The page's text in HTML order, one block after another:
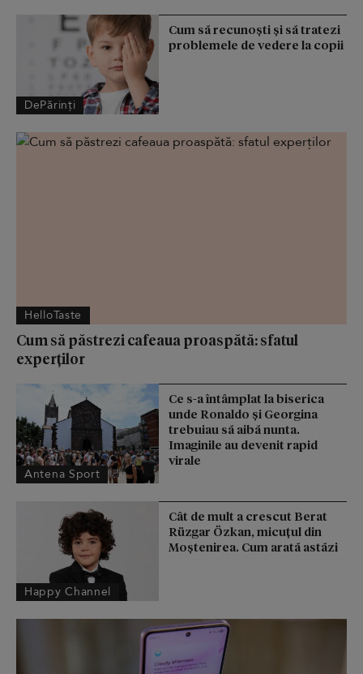
DePărinți
Cum să recunoști și să tratezi
problemele de vedere la copii
HelloTaste
Cum să păstrezi cafeaua proaspătă: sfatul
experților
Antena Sport
Ce s-a întâmplat la biserica
unde Ronaldo şi Georgina
trebuiau să aibă nunta.
Imaginile au devenit rapid
virale
Happy Channel
Cât de mult a crescut Berat
Rüzgar Özkan, micuțul din
Moștenirea. Cum arată astăzi